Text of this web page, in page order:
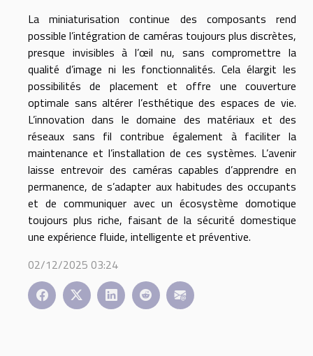
La miniaturisation continue des composants rend
possible l’intégration de caméras toujours plus discrètes,
presque invisibles à l’œil nu, sans compromettre la
qualité d’image ni les fonctionnalités. Cela élargit les
possibilités de placement et offre une couverture
optimale sans altérer l’esthétique des espaces de vie.
L’innovation dans le domaine des matériaux et des
réseaux sans fil contribue également à faciliter la
maintenance et l’installation de ces systèmes. L’avenir
laisse entrevoir des caméras capables d’apprendre en
permanence, de s’adapter aux habitudes des occupants
et de communiquer avec un écosystème domotique
toujours plus riche, faisant de la sécurité domestique
une expérience fluide, intelligente et préventive.
02/12/2025 03:24